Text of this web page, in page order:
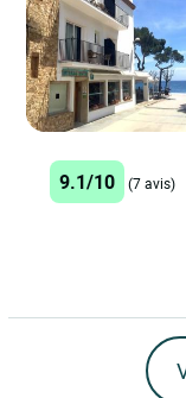
9.1/10 (7 avis)